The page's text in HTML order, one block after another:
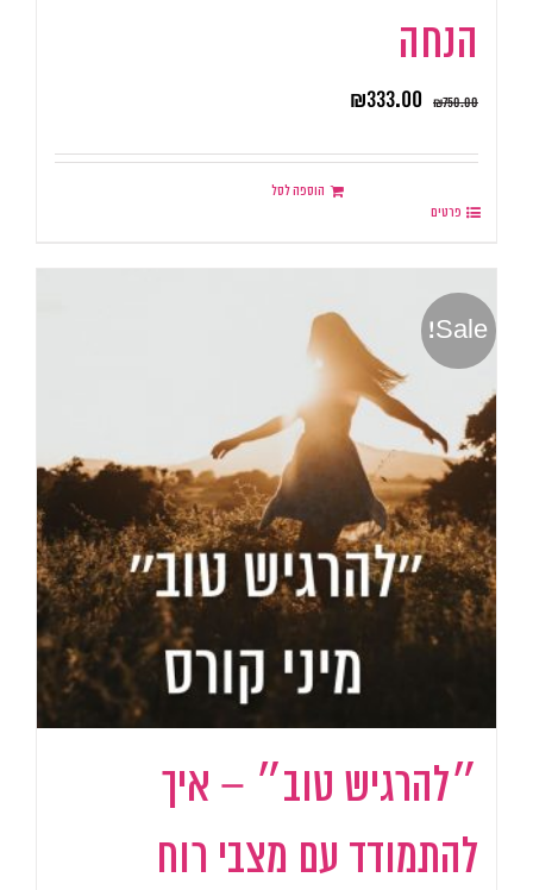
הנחה
₪750.00
₪333.00
הוספה לסל
פרטים
Sale!
״להרגיש טוב״ – איך
להתמודד עם מצבי רוח